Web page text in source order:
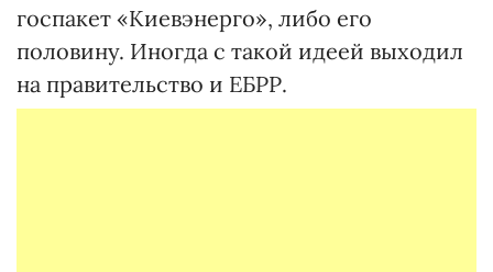
госпакет «Киевэнерго», либо его
половину. Иногда с такой идеей выходил
на правительство и ЕБРР.